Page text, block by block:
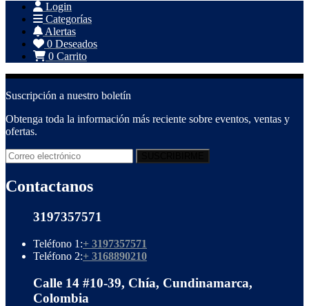
Login
Categorías
Alertas
0 Deseados
0 Carrito
Suscripción a nuestro boletín
Obtenga toda la información más reciente sobre eventos, ventas y
ofertas.
Contactanos
3197357571
Teléfono 1:+ 3197357571
Teléfono 2:+ 3168890210
Calle 14 #10-39, Chía, Cundinamarca,
Colombia